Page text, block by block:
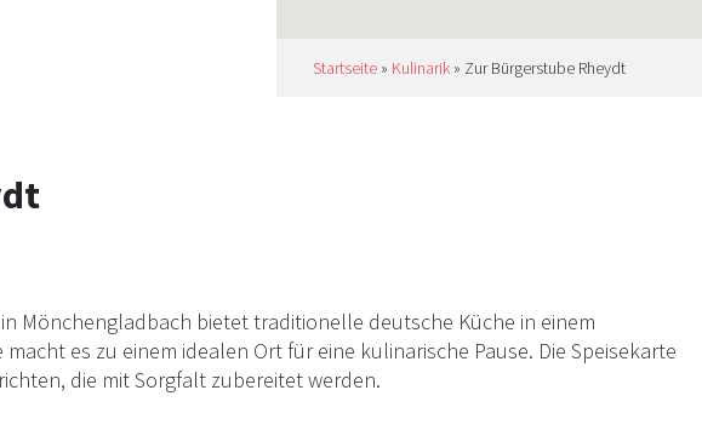
Startseite » Kulinarik » Zur Bürgerstube Rheydt
Mönchengladbach bietet traditionelle deutsche Küche in einem
es zu einem idealen Ort für eine kulinarische Pause. Die Speisekarte
die mit Sorgfalt zubereitet werden.